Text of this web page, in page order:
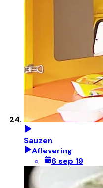
Sauzen
Aflevering
6 sep 19